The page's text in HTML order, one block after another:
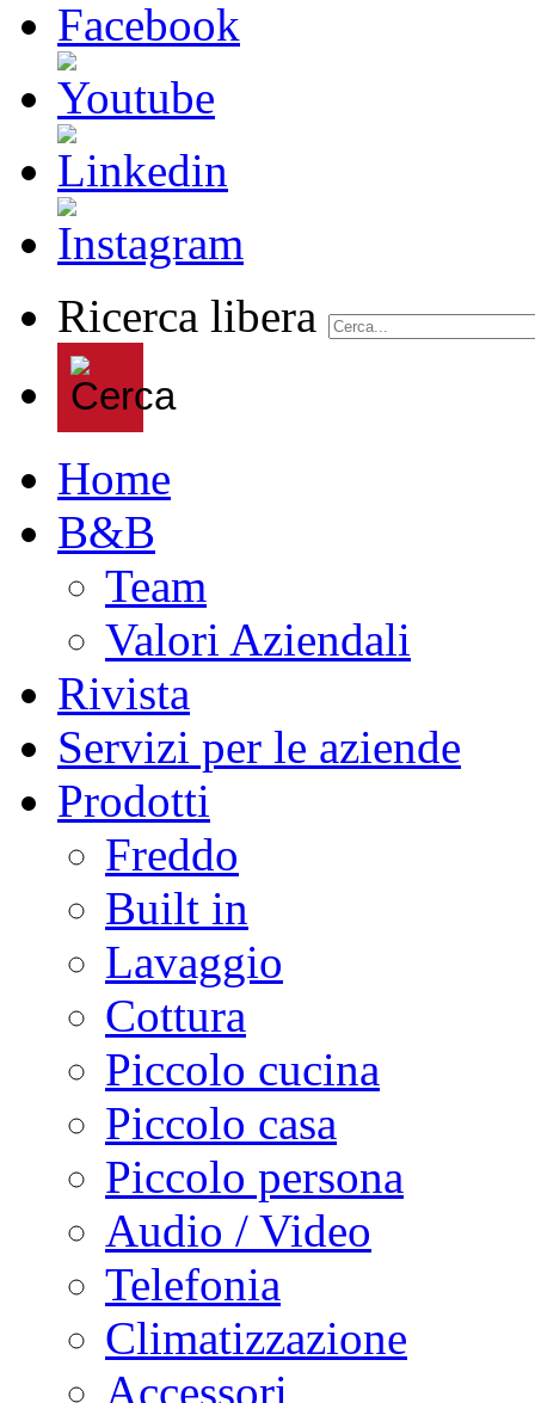
Ricerca libera
Home
B&B
Team
Valori Aziendali
Rivista
Servizi per le aziende
Prodotti
Freddo
Built in
Lavaggio
Cottura
Piccolo cucina
Piccolo casa
Piccolo persona
Audio / Video
Telefonia
Climatizzazione
Accessori